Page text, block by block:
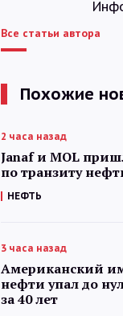
Все статьи автора
Похожие
2 часа назад
Janaf и MOL
по транзиту
НЕФТЬ
3 часа назад
Американский
нефти упал до
за 40 лет